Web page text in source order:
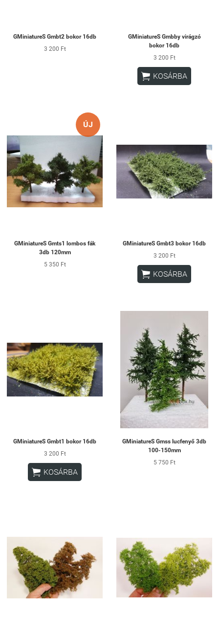
GMiniatureS Gmbt2 bokor 16db
3 200 Ft
GMiniatureS Gmbby virágzó
bokor 16db
3 200 Ft
 KOSÁRBA
ÚJ
GMiniatureS Gmts1 lombos fák
3db 120mm
5 350 Ft
GMiniatureS Gmbt3 bokor 16db
3 200 Ft
 KOSÁRBA
GMiniatureS Gmbt1 bokor 16db
3 200 Ft
 KOSÁRBA
GMiniatureS Gmss lucfenyő 3db
100-150mm
5 750 Ft